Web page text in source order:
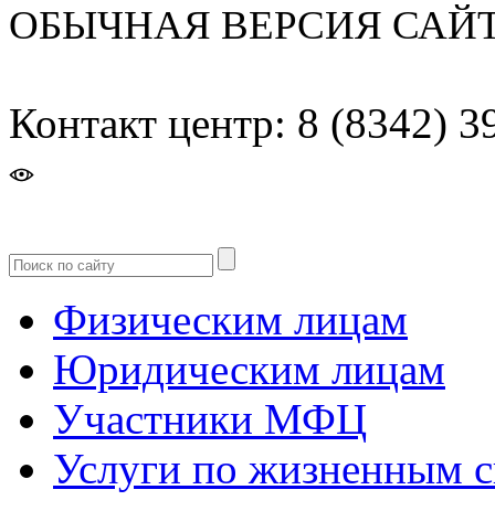
ОБЫЧНАЯ ВЕРСИЯ
Контакт центр: 8 (8342)
Физическим лицам
Юридическим лицам
Участники МФЦ
Услуги по жизненным